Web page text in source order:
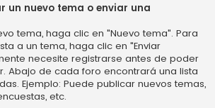
un nuevo tema o enviar una
tema, haga clic en "Nuevo tema". Para
a un tema, haga clic en "Enviar
necesite registrarse antes de poder
Abajo de cada foro encontrará una lista
Ejemplo: Puede publicar nuevos temas,
etc.